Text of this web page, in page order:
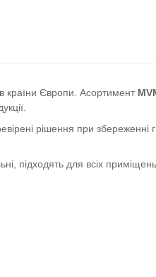
країни Європи. Асортимент
рішення при збереженні
підходять для всіх